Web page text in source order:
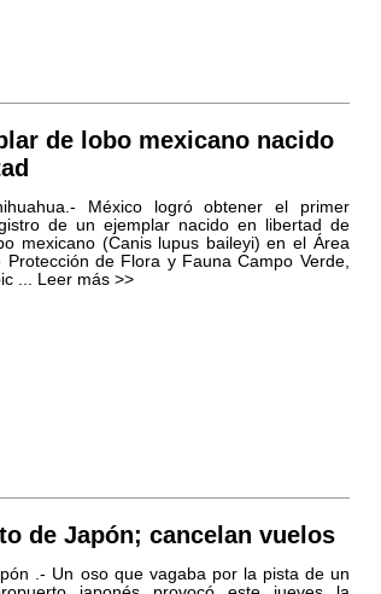
de lobo mexicano nacido
México logró obtener el primer
de un ejemplar nacido en libertad de
mexicano (Canis lupus baileyi) en el Área
Protección de Flora y Fauna Campo Verde,
... Leer más >>
de Japón; cancelan vuelos
.- Un oso que vagaba por la pista de un